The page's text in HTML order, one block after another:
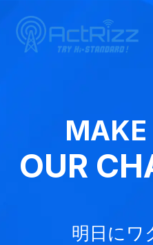
MAKE
OUR
明日にワ